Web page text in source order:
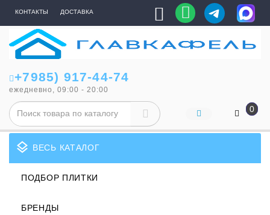
КОНТАКТЫ ДОСТАВКА
+7985) 917-44-74
ежедневно, 09:00 - 20:00
0
layers ВЕСЬ КАТАЛОГ
ПОДБОР ПЛИТКИ
БРЕНДЫ